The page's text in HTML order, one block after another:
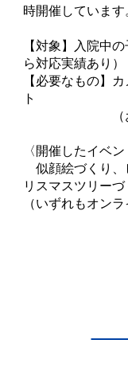
時開催しています
【対象】入院中
ら対応実績あり）
【必要なもの】
ト
〈開催したイベン
似顔絵づくり、
リスマスツリー
（いずれもオンラ